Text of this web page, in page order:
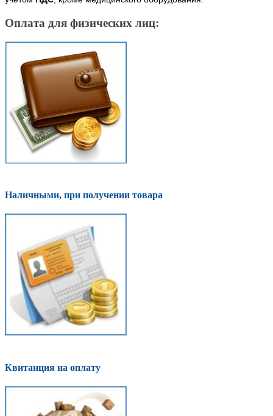
Оплата для физических лиц:
Наличными, при получении товара
Квитанция на оплату